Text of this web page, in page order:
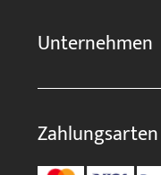
Unternehmen
Zahlungsarten